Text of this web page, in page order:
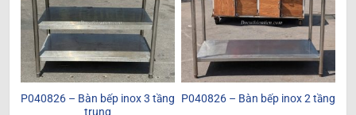
P040826 – Bàn bếp inox 3 tầng
trung
P040826 – Bàn bếp inox 2 tầng